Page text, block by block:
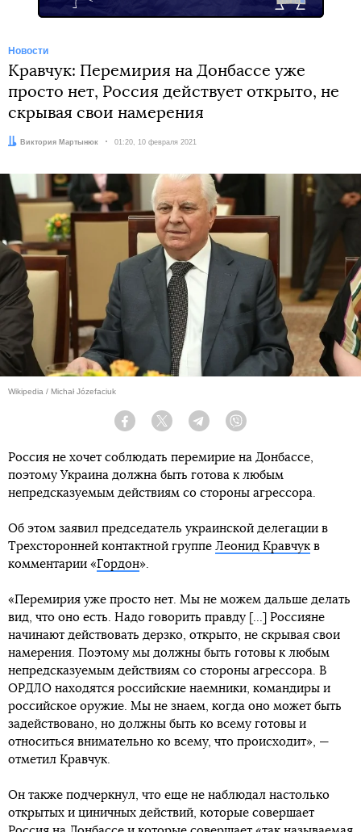
Новости
Кравчук: Перемирия на Донбассе уже
просто нет, Россия действует открыто, не
скрывая свои намерения
Автор:Виктория Мартынюк Дата:
01:20, 10 февраля 2021
Wikipedia / Michał Józefaciuk
Facebook Twitter Telegram
Россия не хочет соблюдать перемирие на Донбассе,
поэтому Украина должна быть готова к любым
непредсказуемым действиям со стороны агрессора.
Об этом заявил председатель украинской делегации в
Трехсторонней контактной группе Леонид Кравчук в
комментарии «Гордон».
«Перемирия уже просто нет. Мы не можем дальше делать
вид, что оно есть. Надо говорить правду [...] Россияне
начинают действовать дерзко, открыто, не скрывая свои
намерения. Поэтому мы должны быть готовы к любым
непредсказуемым действиям со стороны агрессора. В
ОРДЛО находятся российские наемники, командиры и
российское оружие. Мы не знаем, когда оно может быть
задействовано, но должны быть ко всему готовы и
относиться внимательно ко всему, что происходит», —
отметил Кравчук.
Он также подчеркнул, что еще не наблюдал настолько
открытых и циничных действий, которые совершает